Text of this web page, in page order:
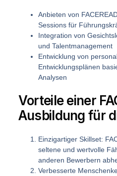
Anbieten von
Sessions für
Integration von
und Talentmanagement
Entwicklung von
Entwicklungsplänen
Analysen
Vorteile einer
Ausbildung für
Einzigartiger Skillset:
seltene und wertvolle
anderen Bewerbern
Verbesserte